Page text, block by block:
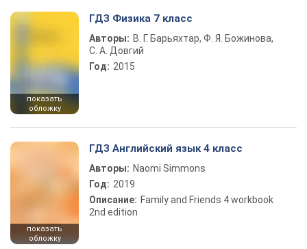
показать
обложку
ГДЗ Физика 7 класс
Авторы: В. Г. Барьяхтар, Ф. Я. Божинова,
С. А. Довгий
Год: 2015
показать
обложку
ГДЗ Английский язык 4 класс
Авторы: Naomi Simmons
Год: 2019
Описание: Family and Friends 4 workbook
2nd edition